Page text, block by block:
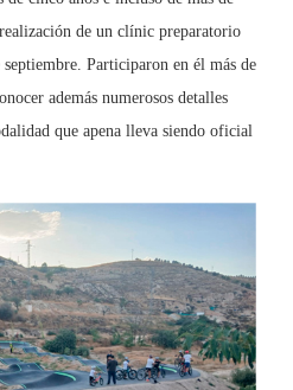
de un clínic preparatorio
Participaron en él más de
además numerosos detalles
que apena lleva siendo oficial